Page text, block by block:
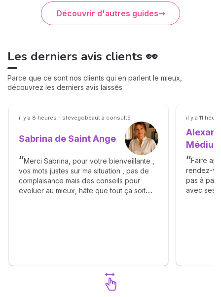
Découvrir d'autres guides
Les derniers avis clients 👀
Parce que ce sont nos clients qui en parlent le mieux,
découvrez les derniers avis laissés.
il y a 8 heures - stevegobeaut a consulté
Sabrina de Saint Ange
Merci Sabrina, pour votre bienveillante ,
vos mots justes sur ma situation , pas de
complaisance mais des conseils pour
évoluer au mieux, hâte que tout ça soit
il y a 11
Faire
rendez-
pas à pas
avec ses